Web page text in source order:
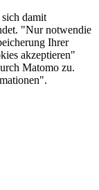
damit
"Nur notwendie
Ihrer
akzeptieren"
Matomo zu.